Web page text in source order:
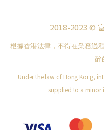
2018-2023 ©
根據香港法律，不得在業務過
醉
Under the law of Hong Kong,
supplied to a minor